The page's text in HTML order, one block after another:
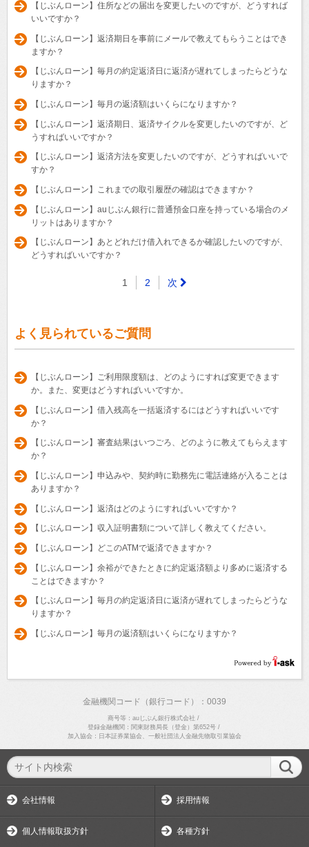
【じぶんローン】住所などの届出を変更したいのですが、どうすれば
いいですか？
【じぶんローン】返済期日を事前にメールで教えてもらうことはでき
ますか？
【じぶんローン】毎月の約定返済日に返済が遅れてしまったらどうな
りますか？
【じぶんローン】毎月の返済額はいくらになりますか？
【じぶんローン】返済期日、返済サイクルを変更したいのですが、ど
うすればいいですか？
【じぶんローン】返済方法を変更したいのですが、どうすればいいで
すか？
【じぶんローン】これまでの取引履歴の確認はできますか？
【じぶんローン】auじぶん銀行に普通預金口座を持っている場合のメ
リットはありますか？
【じぶんローン】あとどれだけ借入れできるか確認したいのですが、
どうすればいいですか？
1 2 次
よく見られているご質問
【じぶんローン】ご利用限度額は、どのようにすれば変更できます
か。また、変更はどうすればいいですか。
【じぶんローン】借入残高を一括返済するにはどうすればいいです
か？
【じぶんローン】審査結果はいつごろ、どのように教えてもらえます
か？
【じぶんローン】申込みや、契約時に勤務先に電話連絡が入ることは
ありますか？
【じぶんローン】返済はどのようにすればいいですか？
【じぶんローン】収入証明書類について詳しく教えてください。
【じぶんローン】どこのATMで返済できますか？
【じぶんローン】余裕ができたときに約定返済額より多めに返済する
ことはできますか？
【じぶんローン】毎月の約定返済日に返済が遅れてしまったらどうな
りますか？
【じぶんローン】毎月の返済額はいくらになりますか？
金融機関コード（銀行コード）：0039
商号等：auじぶん銀行株式会社 /
登録金融機関：関東財務局長（登金）第652号/
加入協会：日本証券業協会、一般社団法人金融先物取引業協会
会社情報 採用情報
個人情報取扱方針 各種方針